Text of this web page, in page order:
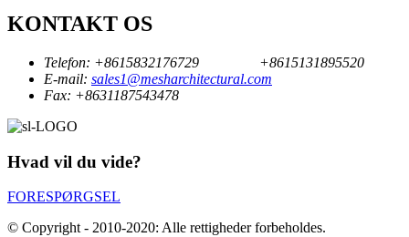
KONTAKT OS
Telefon: +8615832176729
+8615131895520
E-mail: sales1@mesharchitectural.com
Fax: +8631187543478
Hvad vil du vide?
FORESPØRGSEL
© Copyright - 2010-2020: Alle rettigheder forbeholdes.